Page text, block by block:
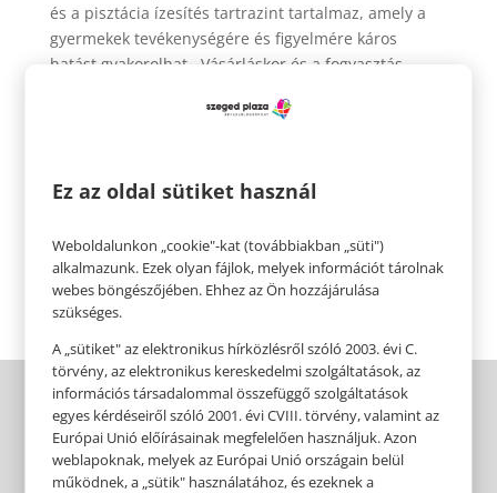
és a pisztácia ízesítés tartrazint tartalmaz, amely a
gyermekek tevékenységére és figyelmére káros
hatást gyakorolhat. Vásárláskor és a fogyasztás
termékek címkéjén, vagy a www.biotechusa.hu
találhatóak.
Ez az oldal sütiket használ
Weboldalunkon „cookie"-kat (továbbiakban „süti")
alkalmazunk. Ezek olyan fájlok, melyek információt tárolnak
webes böngészőjében. Ehhez az Ön hozzájárulása
szükséges.
A „sütiket" az elektronikus hírközlésről szóló 2003. évi C.
törvény, az elektronikus kereskedelmi szolgáltatások, az
információs társadalommal összefüggő szolgáltatások
egyes kérdéseiről szóló 2001. évi CVIII. törvény, valamint az
Európai Unió előírásainak megfelelően használjuk. Azon
weblapoknak, melyek az Európai Unió országain belül
működnek, a „sütik" használatához, és ezeknek a